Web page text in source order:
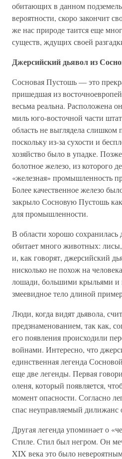
обитающих в данном
вероятности, скоро закончит
же нас природе таится еще
существ, ждущих своей
Джерсийский дьявол из
Сосновая Пустошь — это
пришедшая из
весьма реальна. Расположена
миль юго-восточной части
область не выглядела слишком
поскольку из-за сухости и
хозяйство было в упадке.
болотное железо, из которого
«железная» промышленность
Более качественное железо
закрыло Сосновую Пустошь
для промышленности.
В области хорошо сохранилась
обитает много животных:
и, как говорят, джерсийский
нисколько не похож на
лошади, большими крыльями и
змеевидное тело длиной
Люди, когда видят дьявола,
предзнаменованием, так как,
его появления происходили
войнами. Интересно, что
единственная легенда
еще две легенды. Первая
оленя, который появляется,
момент опасности. Согласно
спас неуправляемый дилижанс
Другая легенда упоминает о
Стиле. Стил был негром. Он
XIX века это было